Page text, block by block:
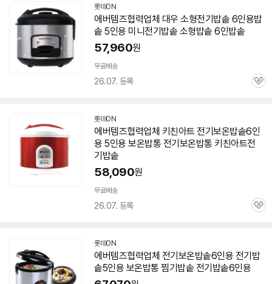
롯데ON
에버템즈협력업체 대우 소형전기밥솥 6인용밥
솥 5인용 미니전기밥솥 소형밥솥 6인밥솥
57,960원
무료배송
26.07. 등록
관
롯데ON
에버템즈협력업체 키친아트 전기보온밥솥6인
용 5인용 보온밥통 전기보온밥통 키친아트전
기밥솥
58,090원
무료배송
26.07. 등록
관
롯데ON
에버템즈협력업체 전기보온밥솥6인용 전기밥
솥5인용 보온밥통 찜기밥솥 전기밥솥6인용